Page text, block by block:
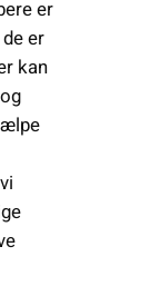
er
er
kan